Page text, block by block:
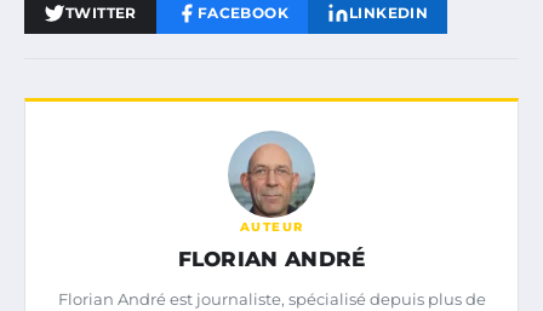
TWITTER FACEBOOK LINKEDIN
AUTEUR
FLORIAN ANDRÉ
Florian André est journaliste, spécialisé depuis plus de